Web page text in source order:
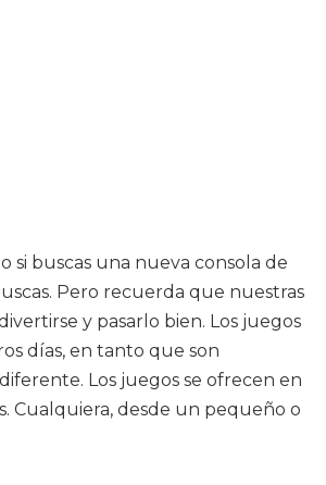
si buscas una nueva consola de
Pero recuerda que nuestras
y pasarlo bien. Los juegos
días, en tanto que son
Los juegos se ofrecen en
Cualquiera, desde un pequeño o